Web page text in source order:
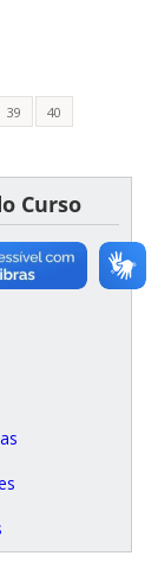
39
40
Curso